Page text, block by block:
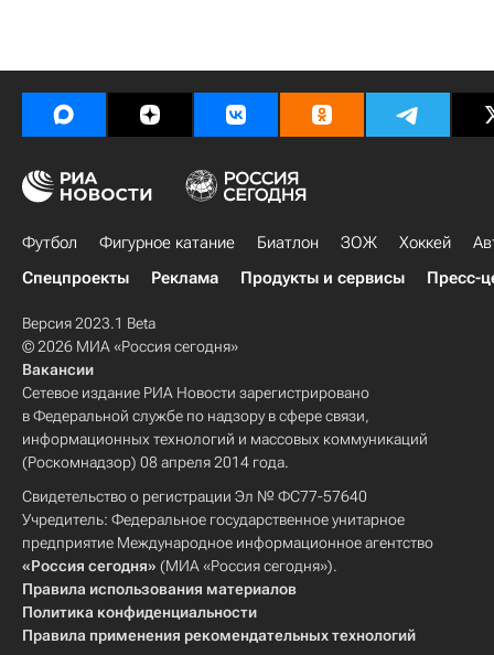
Футбол Фигурное катание Биатлон ЗОЖ Хоккей
Спецпроекты
Реклама Продукты и сервисы Пресс-
Версия 2023.1 Beta
© 2026 МИА «Россия сегодня»
Вакансии
Сетевое издание РИА Новости зарегистрировано
в Федеральной службе по надзору в сфере связи,
информационных технологий и массовых коммуникаций
(Роскомнадзор) 08 апреля 2014 года.
Свидетельство о регистрации Эл № ФС77-57640
Учредитель: Федеральное государственное унитарное
предприятие Международное информационное агентство
«Россия сегодня» (МИА «Россия сегодня»).
Правила использования материалов
Политика конфиденциальности
Правила применения рекомендательных технологий